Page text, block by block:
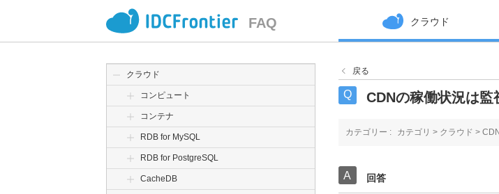
FAQ クラウド
クラウド
コンピュート
コンテナ
RDB for MySQL
RDB for PostgreSQL
CacheDB
戻る
CDNの稼働状況は監
カテゴリー : カテゴリ > クラウド > CDN
回答